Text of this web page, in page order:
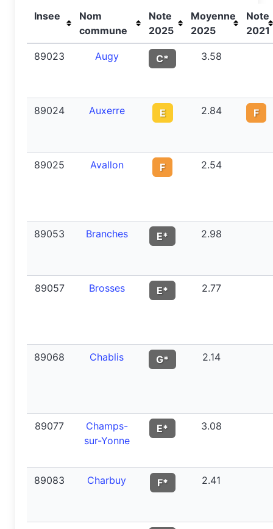
Insee
Nom
commune
Note
2025
Moyenne
2025
Note
2021
89023 Augy C* 3.58
89024 Auxerre E 2.84 F
89025 Avallon F 2.54
89053 Branches E* 2.98
89057 Brosses E* 2.77
89068 Chablis G* 2.14
89077
Champs-
sur-Yonne
E* 3.08
89083 Charbuy F* 2.41